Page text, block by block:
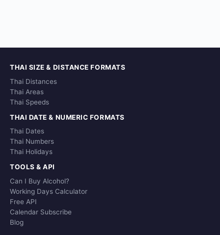
THAI SIZE & DISTANCE FORMATS
Thai Distances
Thai Areas
Thai Speeds
THAI DATE & NUMERIC FORMATS
Thai Dates
Thai Numbers
Thai Holidays
TOOLS & API
Can I Buy Alcohol?
Working Days Calculator
Free API
Calendar Subscribe
Blog